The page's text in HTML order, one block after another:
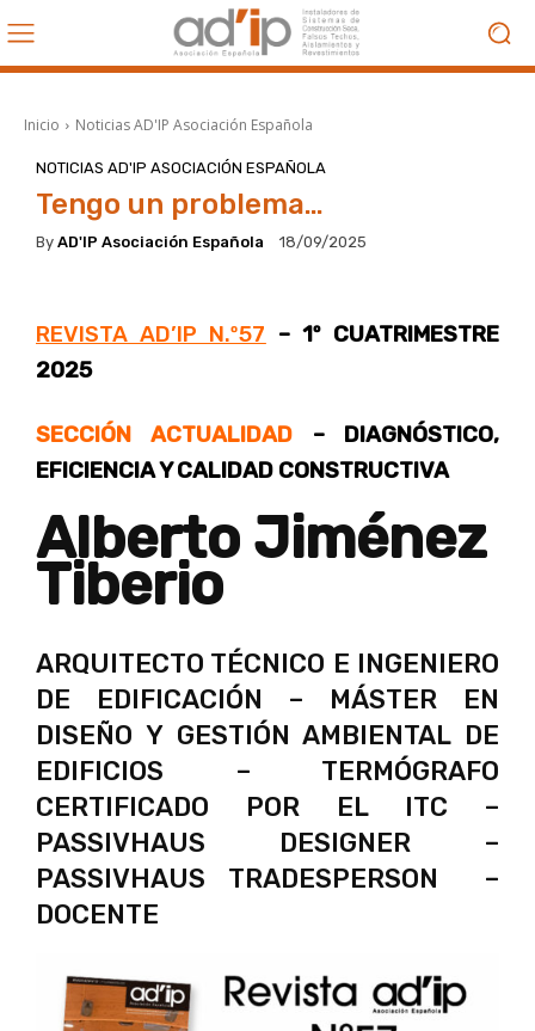
Inicio Noticias AD'IP Asociación Española
NOTICIAS AD'IP ASOCIACIÓN ESPAÑOLA
Tengo un problema…
By AD'IP Asociación Española 18/09/2025
REVISTA AD’IP N.º57 – 1º CUATRIMESTRE
2025
SECCIÓN ACTUALIDAD
– DIAGNÓSTICO,
EFICIENCIA Y CALIDAD CONSTRUCTIVA
Alberto Jiménez
Tiberio
ARQUITECTO TÉCNICO E INGENIERO
DE EDIFICACIÓN – MÁSTER EN
DISEÑO Y GESTIÓN AMBIENTAL DE
EDIFICIOS – TERMÓGRAFO
CERTIFICADO POR EL ITC –
PASSIVHAUS DESIGNER –
PASSIVHAUS TRADESPERSON –
DOCENTE